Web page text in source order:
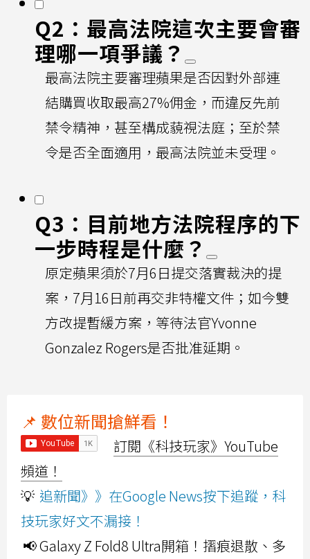
Q2：最高法院這次主要會審
理哪一項爭議？
最高法院主要審理蘋果是否因對外部連
結購買收取最高27%佣金，而違反先前
禁令精神，甚至構成藐視法庭；至於禁
令是否全面適用，最高法院並未受理。
Q3：目前地方法院程序的下
一步時程是什麼？
原定蘋果須於7月6日提交落實裁決的提
案，7月16日前再交非特權文件；如今雙
方改提暫緩方案，等待法官Yvonne
Gonzalez Rogers是否批准延期。
📌 數位新聞搶鮮看！
訂閱《科技玩家》YouTube
頻道！
💡 追新聞》》在Google News按下追蹤，科
技玩家好文不漏接！
📢 Galaxy Z Fold8 Ultra開箱！摺痕退散、多